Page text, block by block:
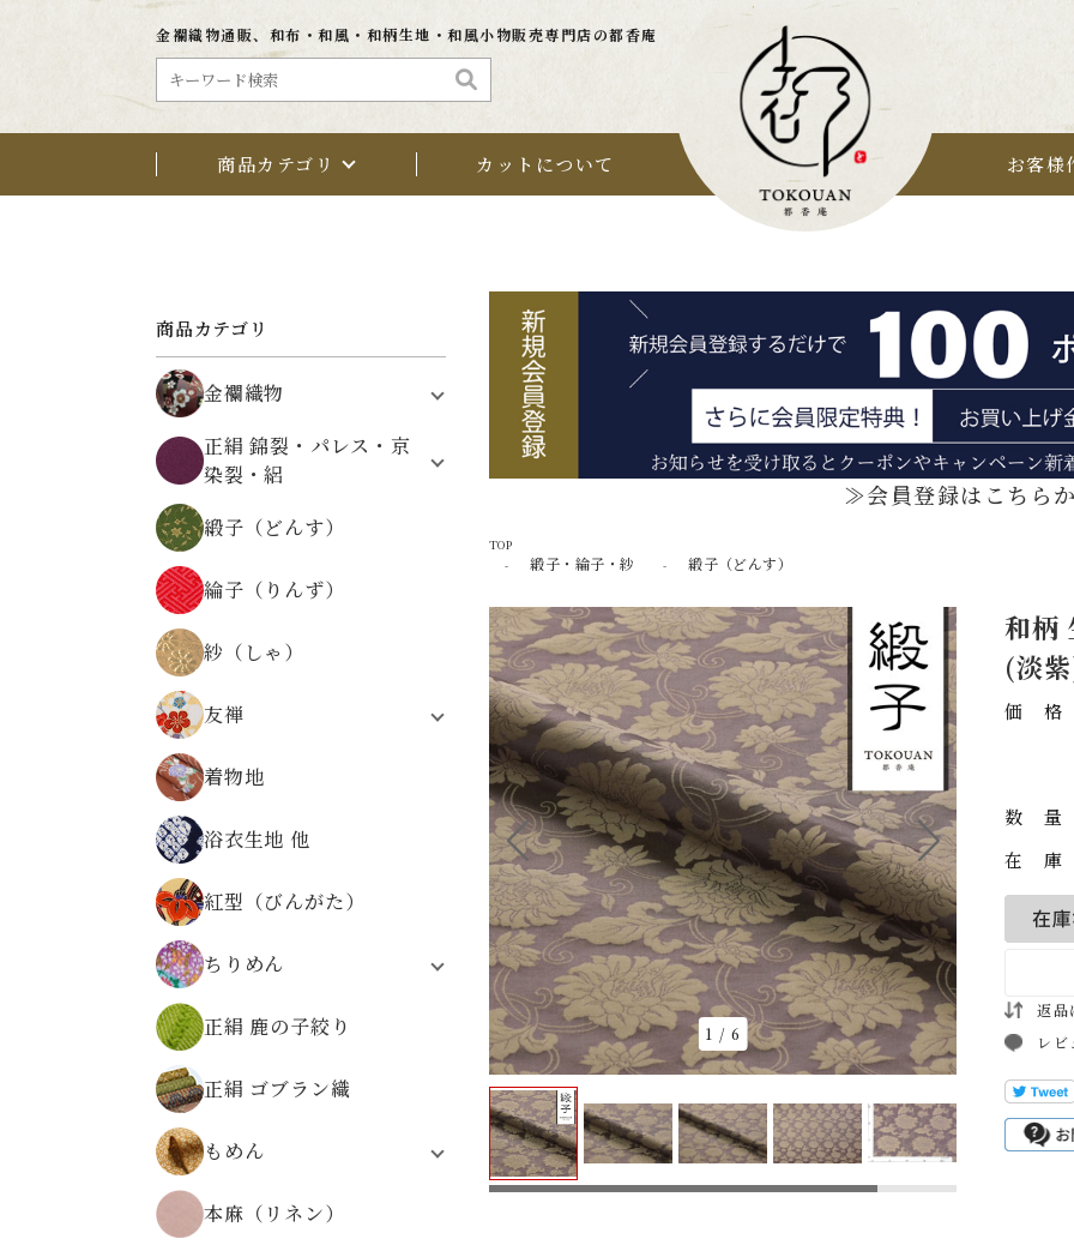
金襴織物通販、和布・和風・和柄生地・和風小物販売専門店の都香庵
商品カテゴリ カットについて お客様
≫会員登録はこちら
TOP
緞子・綸子・紗 緞子（どんす）
1 / 6
和柄
(淡
価
数
在
返品
レ
商品カテゴリ
金襴織物
植物文様
鳥・動物・昆虫文様
架空の文様
自然・風景文様
器物文様
物語・人物・文字文様
時代の文様
縞・格子・割付・幾何学文様
仏事金襴
その他の文様
無金の金襴
無地系金襴
その他の文様
広幅金襴
正絹金襴
金襴の色から選ぶ
正絹 錦裂・パレス・京
染裂・絽
正絹 錦裂（にしきぎれ）
正絹 パレス
正絹 京染裂
正絹 絽
緞子（どんす）
綸子（りんず）
紗（しゃ）
友禅
合繊友禅
正絹友禅
合繊友禅 パネル柄
友禅
着物地
浴衣生地 他
紅型（びんがた）
ちりめん
レーヨンちりめん
ポリエステルちりめん
正絹ちりめん
無地ちりめんから選ぶ
柄物ちりめんから選ぶ
正絹 鹿の子絞り
正絹 ゴブラン織
もめん
モーリークロス
伝統柄
本麻（リネン）